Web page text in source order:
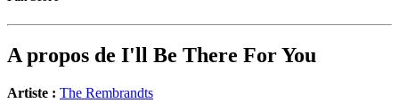
A propos de I'll Be There For You
Artiste : The Rembrandts